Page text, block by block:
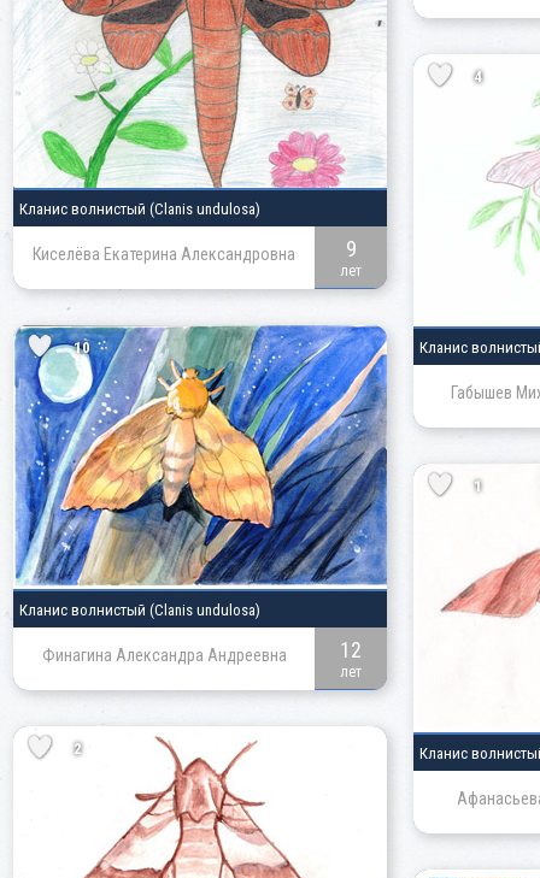
Кланис волнистый (Clanis undulosa)
Киселёва Екатерина Александровна 9
лет
4
Кланис
Габышев
10
Кланис волнистый (Clanis undulosa)
Финагина Александра Андреевна 12
лет
1
Кланис
2